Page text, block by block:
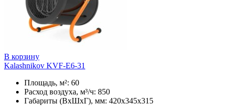
В корзину
Kalashnikov KVF-E6-31
Площадь, м²: 60
Расход воздуха, м³/ч: 850
Габариты (ВхШхГ), мм: 420x345x315